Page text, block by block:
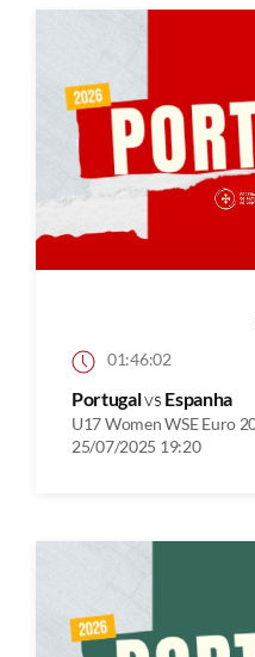
01:46:02
Portugalvs Espanha
U17 Women WSE Euro
25/07/2025 19:20